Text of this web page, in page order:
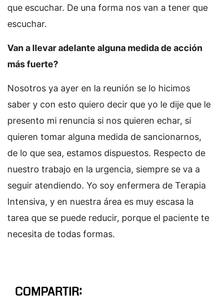
que escuchar. De una forma nos van a tener que
escuchar.
Van a llevar adelante alguna medida de acción
más fuerte?
Nosotros ya ayer en la reunión se lo hicimos
saber y con esto quiero decir que yo le dije que le
presento mi renuncia si nos quieren echar, si
quieren tomar alguna medida de sancionarnos,
de lo que sea, estamos dispuestos. Respecto de
nuestro trabajo en la urgencia, siempre se va a
seguir atendiendo. Yo soy enfermera de Terapia
Intensiva, y en nuestra área es muy escasa la
tarea que se puede reducir, porque el paciente te
necesita de todas formas.
COMPARTIR: